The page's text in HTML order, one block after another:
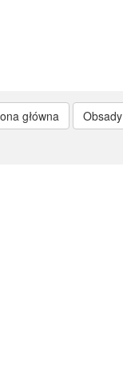
główna Obsady